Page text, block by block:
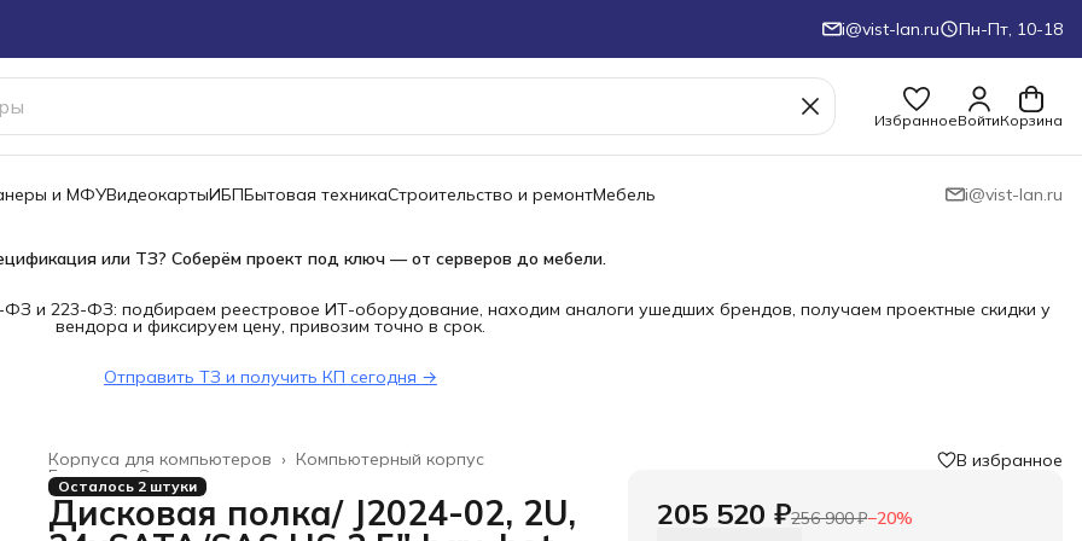
i@vist-lan.ru Пн-Пт, 10-18
ИзбранноеВойтиКорзина
и МФУВидеокартыИБПБытовая техникаСтроительство и ремонтМебель i@vist-lan.ru
или ТЗ? Соберём проект под ключ — от серверов до мебели.
и 223-ФЗ: подбираем реестровое ИТ-оборудование, находим аналоги ушедших брендов, получаем проектные скидки у
вендора и фиксируем цену, привозим точно в срок.
Отправить ТЗ и получить КП сегодня →
Компьютерный корпус
Корпуса для компьютеров ›
Электроника
Главная ›
Осталось 2 штуки
Дисковая полка/ J2024-02, 2U,
В избранное
205 520 ₽256 900 ₽−20%